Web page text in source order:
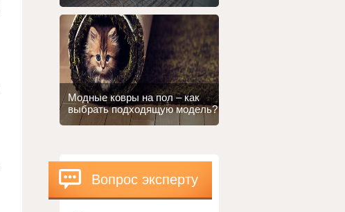
Модные ковры на пол – как
выбрать подходящую модель?
Вопрос эксперту